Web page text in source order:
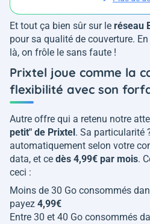
Et tout ça bien sûr sur le réseau
pour sa qualité de couverture.
là, on frôle le sans faute !
Prixtel joue comme la
flexibilité avec son
Autre offre qui a retenu notre
petit" de Prixtel . Sa particularité
automatiquement selon votre
data, et ce dès 4,99€ par mois.
ceci :
Moins de 30 Go consommés
payez 4,99€
Entre 30 et 40 Go consommés